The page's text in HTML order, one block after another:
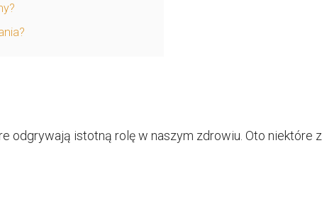
odgrywają istotną rolę w naszym zdrowiu. Oto niektóre z